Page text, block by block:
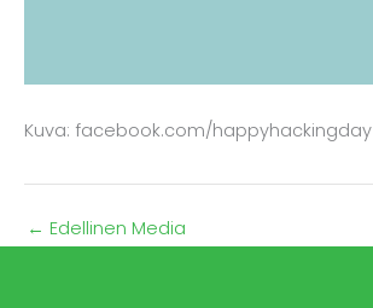
Kuva: facebook.com/happyhackingday
← Edellinen Media